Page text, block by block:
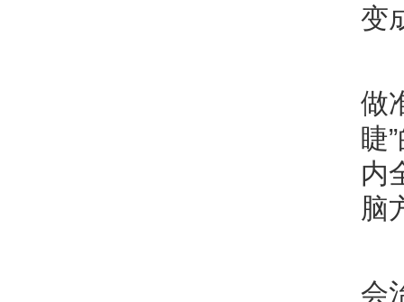
变
做
睫
内
脑
会